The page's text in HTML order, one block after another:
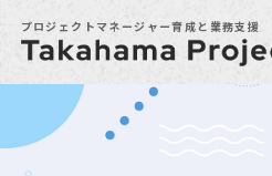
プロジェクトマネージャー育成と業務支援